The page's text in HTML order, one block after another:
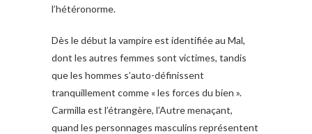
l’hétéronorme.
Dès le début la vampire est identifiée au Mal,
dont les autres femmes sont victimes, tandis
que les hommes s’auto-définissent
tranquillement comme « les forces du bien ».
Carmilla est l’étrangère, l’Autre menaçant,
quand les personnages masculins représentent